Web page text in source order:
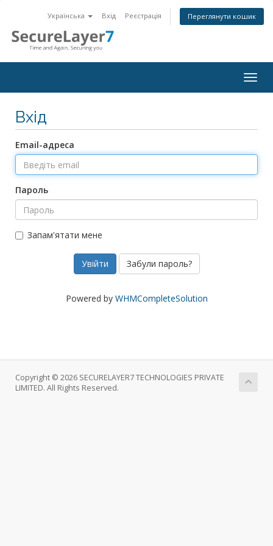
Українська Вхід Реєстрація Переглянути кошик
Вхід
Email-адреса
Пароль
Запам'ятати мене
Забули пароль?
Powered by WHMCompleteSolution
Copyright © 2026 SECURELAYER7 TECHNOLOGIES PRIVATE
LIMITED. All Rights Reserved.